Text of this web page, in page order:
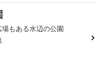
もある水辺の公園